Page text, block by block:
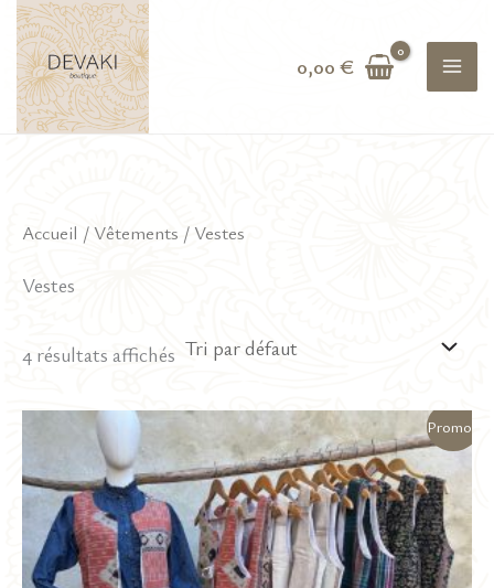
Aller
au
contenu
0,00 €
Accueil /Vêtements / Vestes
Vestes
4 résultats affichés
Promo !